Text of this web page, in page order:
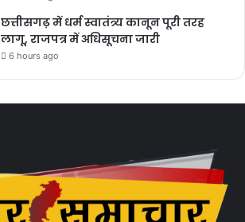
छत्तीसगढ़ में धर्म स्वातंत्र्य कानून पूरी तरह
लागू, राजपत्र में अधिसूचना जारी
6 hours ago